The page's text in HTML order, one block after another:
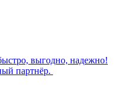
выгодно, надежно!
партнёр.